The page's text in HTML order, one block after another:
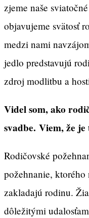
zjeme naše
objavujeme svätosť
medzi nami
jedlo predstavujú
zdroj modlitbu a
Videl som, ako
svadbe. Viem, že
Rodičovské
požehnanie, ktorého
zakladajú rodinu.
dôležitými